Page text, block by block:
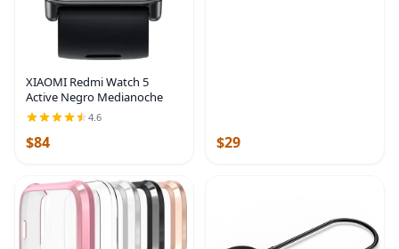
XIAOMI Redmi Watch 5
Active Negro Medianoche
4.6
$84 $29